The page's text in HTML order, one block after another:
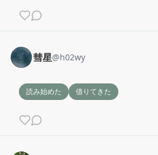
彗星@h02wy
読み始めた 借りてきた